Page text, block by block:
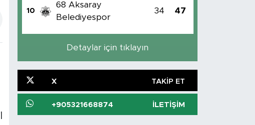
10
68 Aksaray
Belediyespor
34 47
Detaylar için tıklayın
X TAKIP ET
+905321668874 İLETIŞIM